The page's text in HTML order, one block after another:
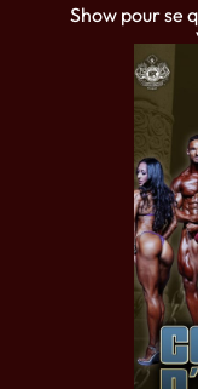
Show pour se